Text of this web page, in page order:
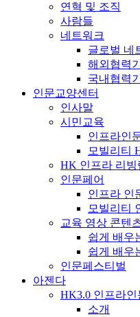
연혁 및 조직
사람들
네트워크
글로벌 네
해외협력
국내협력
인문교양센터
인사말
시민교육
인프라인
모빌리티
HK 인프라 리빙
인문페어
인프라 인
모빌리티
교육 영상 콘텐
쉽게 배우
쉽게 배우
인문페스티벌
아젠다
HK3.0 인프라인
소개